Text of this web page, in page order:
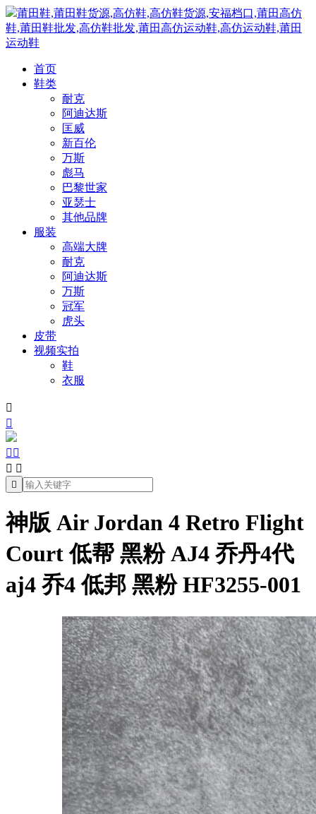
莆田鞋,莆田鞋货源,高仿鞋,高仿鞋货源,安福档口,莆田高仿
鞋,莆田鞋批发,高仿鞋批发,莆田高仿运动鞋,高仿运动鞋,莆田
运动鞋
首页
鞋类
耐克
阿迪达斯
匡威
新百伦
万斯
彪马
巴黎世家
亚瑟士
其他品牌
服装
高端大牌
耐克
阿迪达斯
万斯
冠军
虎头
皮带
视频实拍
鞋
衣服


 
 

神版 Air Jordan 4 Retro Flight
Court 低帮 黑粉 AJ4 乔丹4代
aj4 乔4 低邦 黑粉 HF3255-001